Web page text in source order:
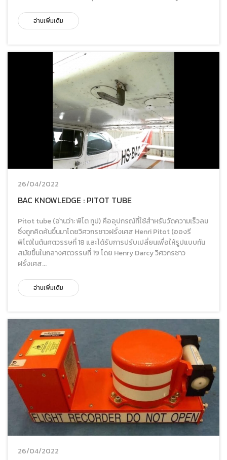
อ่านเพิ่มเติม
26/04/2022
BAC KNOWLEDGE : PITOT TUBE
Pitot tube (อ่านว่า: พิโต ทูป) คืออุปกรณ์ที่ใช้สำหรับวัดความเร็วลม
ซึ่งถูกคิดค้นขึ้นมาโดยวิศวกรชาวฝรั่งเศส Henri Pitot (อองรี
พิโต)ในต้นศตวรรษที่ 18 และได้รับการปรับเปลี่ยนเพื่อให้รูปแบบทัน
สมัยขึ้นในกลางศตวรรษที่ 19 โดย Henry Darcy วิศวกรชาว
ฝรั่งเศส...
อ่านเพิ่มเติม
26/04/2022